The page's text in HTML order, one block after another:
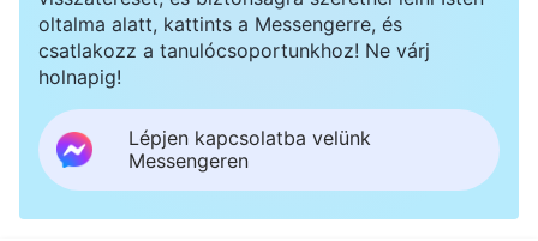
oltalma alatt, kattints a Messengerre, és
csatlakozz a tanulócsoportunkhoz! Ne várj
holnapig!
Lépjen kapcsolatba velünk
Messengeren